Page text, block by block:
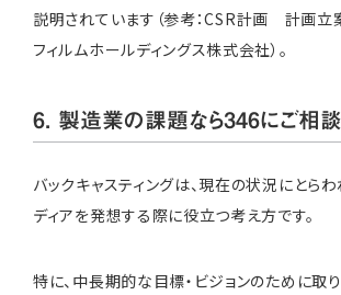
説明されています（参考：CSR計画 計画立
フィルムホールディングス株式会社）。
6. 製造業の課題なら346にご相
バックキャスティングは、現在の状況にとらわ
ディアを発想する際に役立つ考え方です。
特に、中長期的な目標・ビジョンのために取